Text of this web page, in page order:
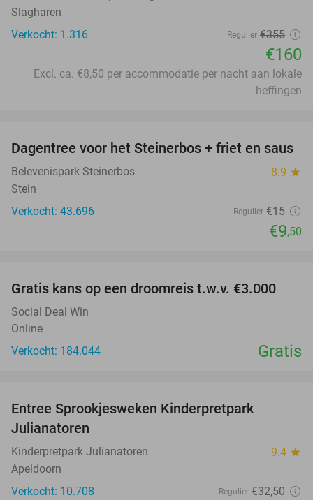
Slagharen
Verkocht: 1.316
Regulier €355
€160
Excl. ca. €8,50 per accommodatie per nacht aan lokale
heffingen
37%
Dagentree voor het Steinerbos + friet en saus
Belevenispark Steinerbos 8.9 star
Stein
Verkocht: 43.696
Regulier €15
€9,50
Gratis kans op een droomreis t.w.v. €3.000
Social Deal Win
Online
Verkocht: 184.044
Gratis
Entree Sprookjesweken Kinderpretpark
Julianatoren
Kinderpretpark Julianatoren 9.4 star
Apeldoorn
Verkocht: 10.708
Regulier €32,50